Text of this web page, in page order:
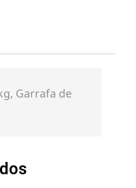
Garrafa de